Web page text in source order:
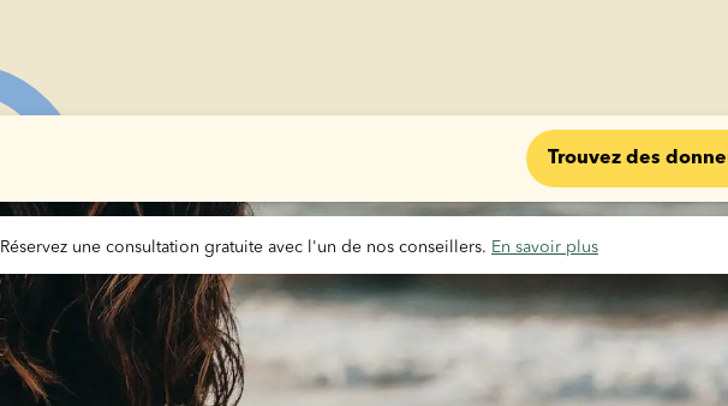
Trouvez des
Réservez une consultation gratuite avec l'un de nos conseillers. En savoir plus